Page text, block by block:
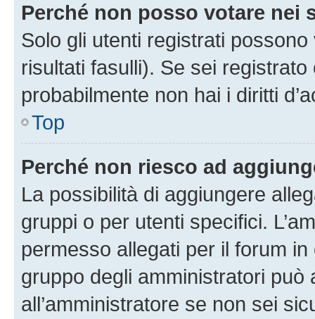
Perché non posso votare nei
Solo gli utenti registrati
risultati fasulli). Se sei
probabilmente non hai i diritti
Top
Perché non riesco ad
La possibilità di aggiungere
gruppi o per utenti specifici.
permesso allegati per il forum
gruppo degli amministratori può
all’amministratore se non sei